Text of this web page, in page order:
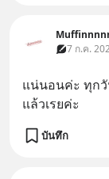
7 ก.ค.
แน่นอนค่ะ ทุก
แล้วเรยค่ะ
บันทึก